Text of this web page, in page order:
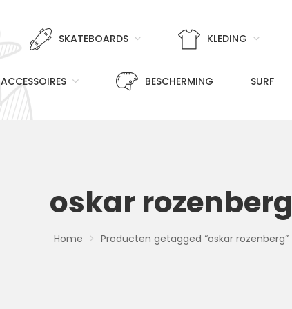
SKATEBOARDS KLEDING
ACCESSOIRES BESCHERMING SURF
oskar rozenberg
Home Producten getagged “oskar rozenberg”